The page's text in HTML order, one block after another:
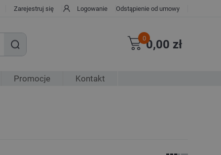
Zarejestruj się Logowanie Odstąpienie od umowy
00,00 zł
Promocje Kontakt